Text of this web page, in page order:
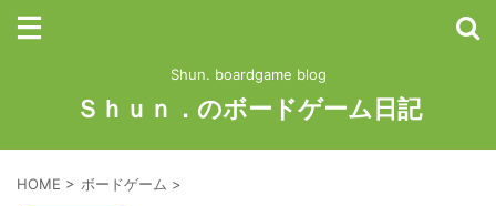
Shun. boardgame blog
Ｓｈｕｎ．のボードゲーム日記
HOME > ボードゲーム >